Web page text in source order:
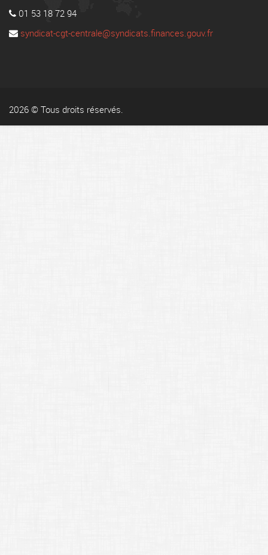
01 53 18 72 94
syndicat-cgt-centrale@syndicats.finances.gouv.fr
2026 © Tous droits réservés.